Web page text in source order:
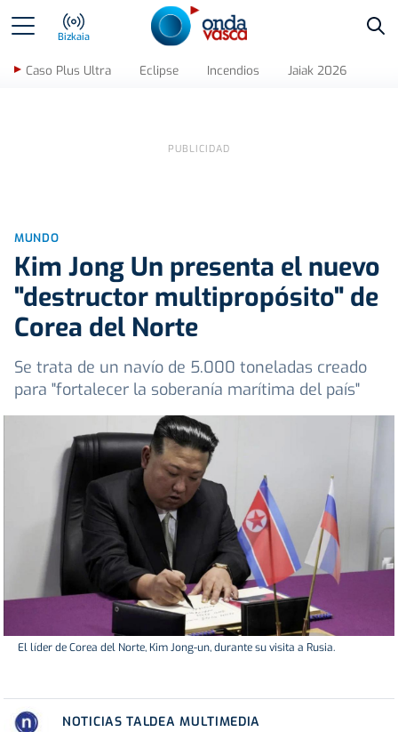
Bizkaia
Caso Plus Ultra Eclipse Incendios Jaiak 2026
MUNDO
Kim Jong Un presenta el nuevo
"destructor multipropósito" de
Corea del Norte
Se trata de un navío de 5.000 toneladas creado
para "fortalecer la soberanía marítima del país"
El líder de Corea del Norte, Kim Jong-un, durante su visita a Rusia.
NOTICIAS TALDEA MULTIMEDIA